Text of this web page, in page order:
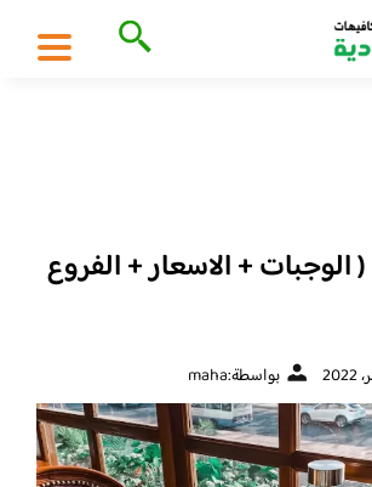
الوجبات + الاسعار + الفروع
بواسطة:maha